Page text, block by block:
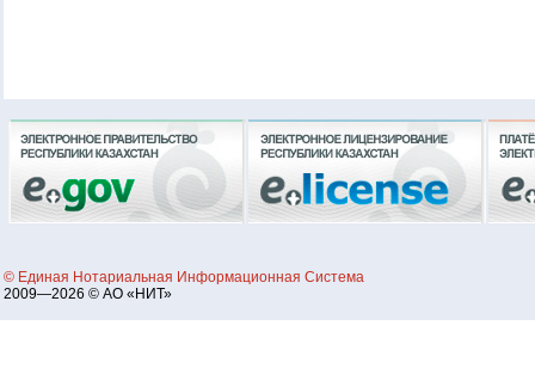
© Единая Нотариальная Информационная Система
2009—2026 © АО «НИТ»